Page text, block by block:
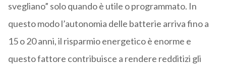
svegliano” solo quando è utile o programmato. In
questo modo l’autonomia delle batterie arriva fino a
15 o 20 anni, il risparmio energetico è enorme e
questo fattore contribuisce a rendere redditizi gli